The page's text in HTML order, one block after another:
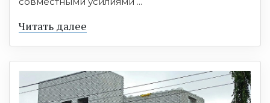
Читать далее